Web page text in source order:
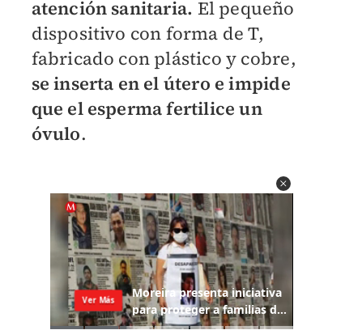
atención sanitaria. El pequeño
dispositivo con forma de T,
fabricado con plástico y cobre,
se inserta en el útero e impide
que el esperma fertilice un
óvulo.